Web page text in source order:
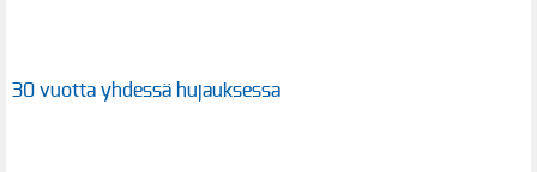
30 vuotta yhdessä hujauksessa